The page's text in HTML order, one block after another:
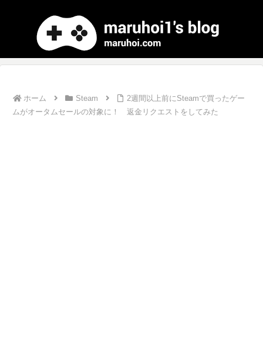
ホーム Steam
2週間以上前にSteamで買ったゲー
ムがオータムセールの対象に！ 返金リクエストをしてみた